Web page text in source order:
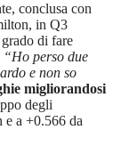
conclusa con
in Q3
di fare
“Ho perso due
e non so
migliorandosi
degli
a +0.566 da